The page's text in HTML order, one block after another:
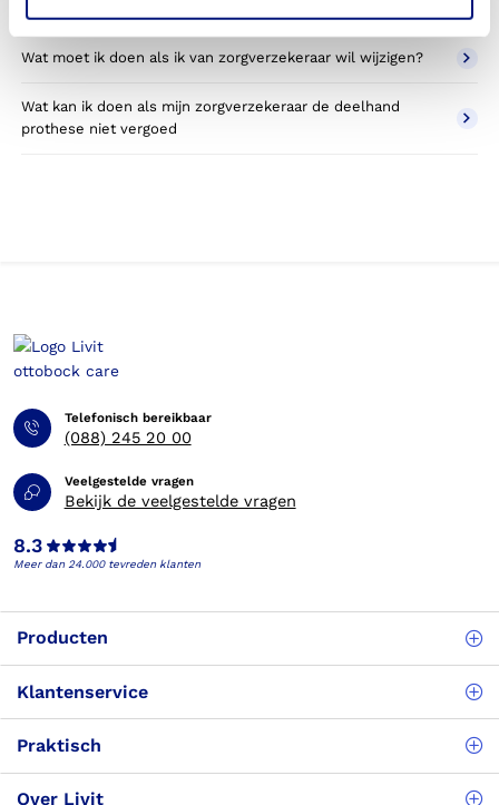
Wat moet ik doen als ik van zorgverzekeraar wil wijzigen?
Wat kan ik doen als mijn zorgverzekeraar de deelhand
prothese niet vergoed
Telefonisch bereikbaar
(088) 245 20 00
Veelgestelde vragen
Bekijk de veelgestelde vragen
8.3
Meer dan 24.000 tevreden klanten
Producten
Klantenservice
Praktisch
Over Livit